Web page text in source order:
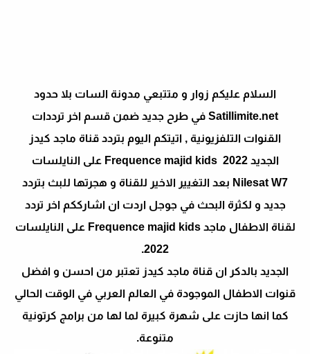
السلام عليكم زوار و متتبعي مدونة السات بلا حدود
Satillimite.net في طرح جديد ضمن قسم اخر ترددات
القنوات التلفزيونية , اتيتكم اليوم بتردد قناة ماجد كيدز
الجديد 2022 Frequence majid kids على النايلسات
Nilesat W7 بعد التغيير الاخير للقناة و هجرتها للبث بتردد
جديد و لكثرة البحث في جوجل اردت ان اشارككم اخر تردد
لقناة الاطفال ماجد Frequence majid kids على النايلسات
2022.
الجديد بالدكر ان قناة ماجد كيدز تعتبر من احسن و افضل
قنوات الاطفال الموجودة في العالم العربي في الوقت الحالي
كما انها حازت على شهرة كبيرة لما لها من برامج كرتونية
متنوعة.